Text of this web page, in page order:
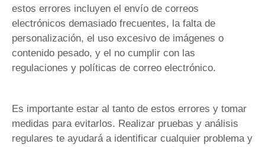
estos errores incluyen el envío de correos
electrónicos demasiado frecuentes, la falta de
personalización, el uso excesivo de imágenes o
contenido pesado, y el no cumplir con las
regulaciones y políticas de correo electrónico.
Es importante estar al tanto de estos errores y tomar
medidas para evitarlos. Realizar pruebas y análisis
regulares te ayudará a identificar cualquier problema y